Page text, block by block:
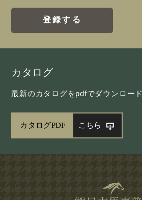
登録する
カタログ
最新のカタログをpdfでダウンロード
カタログPDF こちら